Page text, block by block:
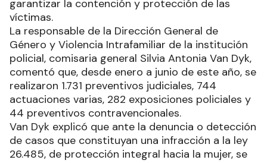
garantizar la contención y protección de las
víctimas.
La responsable de la Dirección General de
Género y Violencia Intrafamiliar de la institución
policial, comisaria general Silvia Antonia Van Dyk,
comentó que, desde enero a junio de este año, se
realizaron 1.731 preventivos judiciales, 744
actuaciones varias, 282 exposiciones policiales y
44 preventivos contravencionales.
Van Dyk explicó que ante la denuncia o detección
de casos que constituyan una infracción a la ley
26.485, de protección integral hacia la mujer, se